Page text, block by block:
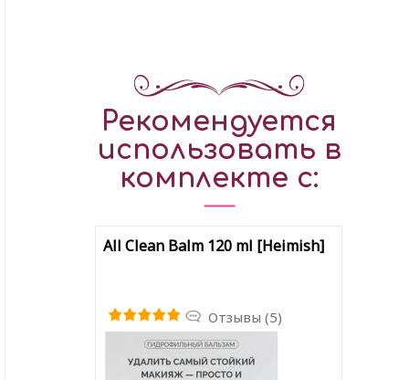
Рекомендуется
использовать в
комплекте с:
All Clean Balm 120 ml [Heimish]
Отзывы (5)